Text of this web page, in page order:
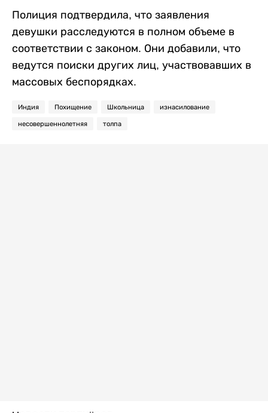
Полиция подтвердила, что заявления
девушки расследуются в полном объеме в
соответствии с законом. Они добавили, что
ведутся поиски других лиц, участвовавших в
массовых беспорядках.
Индия Похищение Школьница изнасилование
несовершеннолетняя толпа